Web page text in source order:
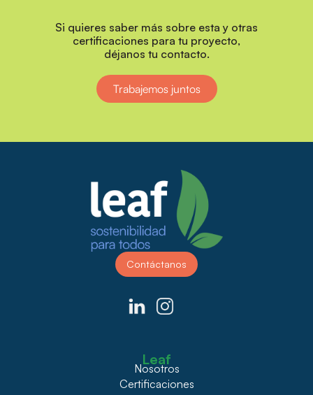
Si quieres saber más sobre esta y otras
certificaciones para tu proyecto,
déjanos tu contacto.
Trabajemos juntos
Contáctanos
Leaf
Nosotros
Certificaciones